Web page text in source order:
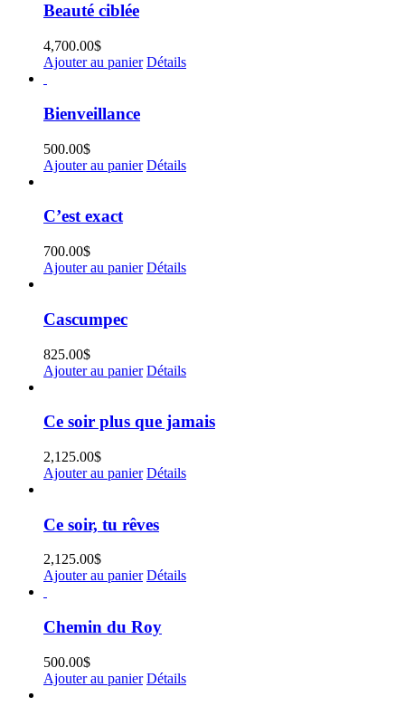
Beauté ciblée
4,700.00$
Ajouter au panier Détails
Bienveillance
500.00$
Ajouter au panier Détails
C’est exact
700.00$
Ajouter au panier Détails
Cascumpec
825.00$
Ajouter au panier Détails
Ce soir plus que jamais
2,125.00$
Ajouter au panier Détails
Ce soir, tu rêves
2,125.00$
Ajouter au panier Détails
Chemin du Roy
500.00$
Ajouter au panier Détails